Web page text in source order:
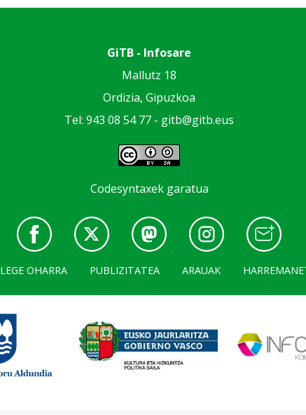
GiTB - Infosare
Mallutz 18
Ordizia, Gipuzkoa
Tel: 943 08 54 77 - gitb@gitb.eus
Codesyntaxek garatua
LEGE OHARRA PUBLIZITATEA ARAUAK